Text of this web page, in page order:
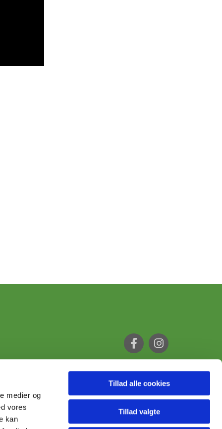
medier og
vores
kan
Tillad alle cookies
Tillad valgte